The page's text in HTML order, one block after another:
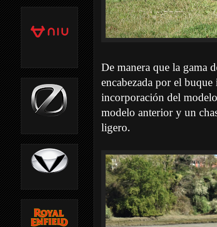
De manera que la gama
encabezada por el
incorporación del
modelo anterior y un
ligero.